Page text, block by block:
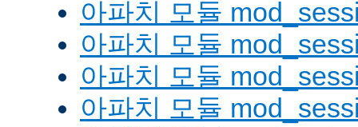
아파치 모듈
아파치 모듈
아파치 모듈
아파치 모듈